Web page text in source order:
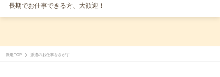
長期でお仕事できる方、大歓迎！
派遣TOP 派遣のお仕事をさがす